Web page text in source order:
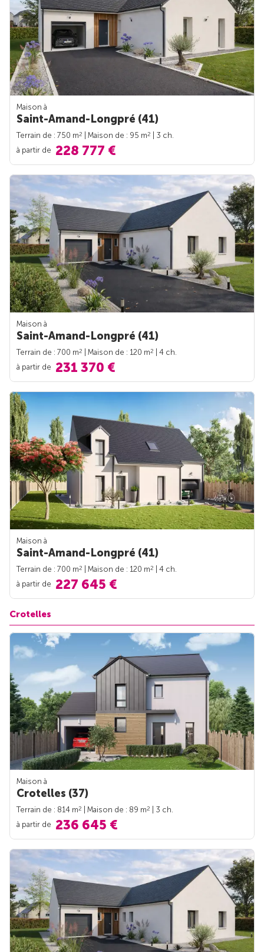
Maison à
Saint-Amand-Longpré (41)
Terrain de : 750 m2 | Maison de : 95 m2
| 3 ch.
à partir de 228 777 €
Maison à
Saint-Amand-Longpré (41)
Terrain de : 700 m2 | Maison de : 120 m2
| 4 ch.
à partir de 231 370 €
Maison à
Saint-Amand-Longpré (41)
Terrain de : 700 m2 | Maison de : 120 m2
| 4 ch.
à partir de 227 645 €
Crotelles
Maison à
Crotelles (37)
Terrain de : 814 m2 | Maison de : 89 m2
| 3 ch.
à partir de 236 645 €